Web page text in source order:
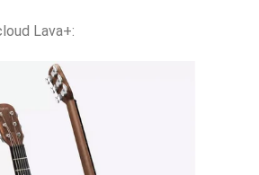
Lava+: